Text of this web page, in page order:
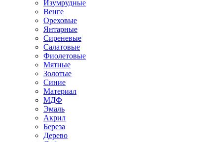
Изумрудные
Венге
Ореховые
Янтарные
Сиреневые
Салатовые
Фиолетовые
Мятные
Золотые
Синие
Материал
МДФ
Эмаль
Акрил
Береза
Дерево